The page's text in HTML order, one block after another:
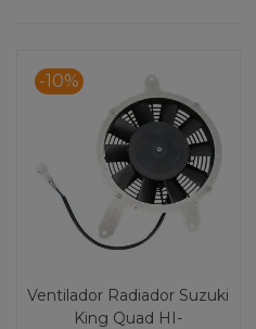
-10%
Ventilador Radiador Suzuki
King Quad HI-